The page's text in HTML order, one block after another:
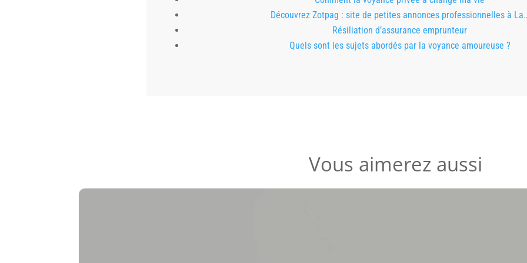
Découvrez Zotpag : site de petites annonces professionnelles à
Résiliation d’assurance emprunteur
Quels sont les sujets abordés par la voyance amoureuse ?
Vous aimerez aussi